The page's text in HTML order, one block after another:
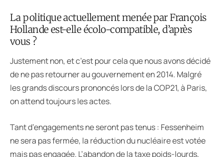
La politique actuellement menée par François
Hollande est-elle écolo-compatible, d’après
vous ?
Justement non, et c’est pour cela que nous avons décidé
de ne pas retourner au gouvernement en 2014. Malgré
les grands discours prononcés lors de la COP21, à Paris,
on attend toujours les actes.
Tant d’engagements ne seront pas tenus : Fessenheim
ne sera pas fermée, la réduction du nucléaire est votée
mais pas engagée. L’abandon de la taxe poids-lourds,